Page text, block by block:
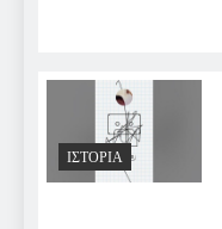
ΙΣΤΟΡΊΑ